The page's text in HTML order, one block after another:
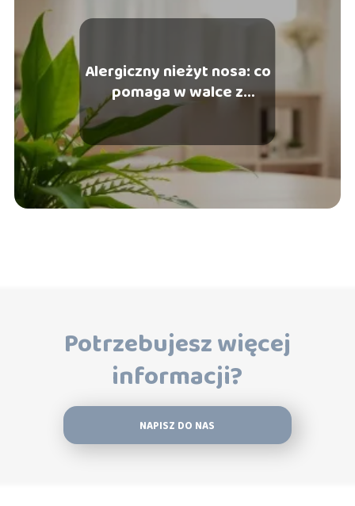
Alergiczny nieżyt nosa: co
pomaga w walce z
objawami?
Potrzebujesz więcej
informacji?
NAPISZ DO NAS